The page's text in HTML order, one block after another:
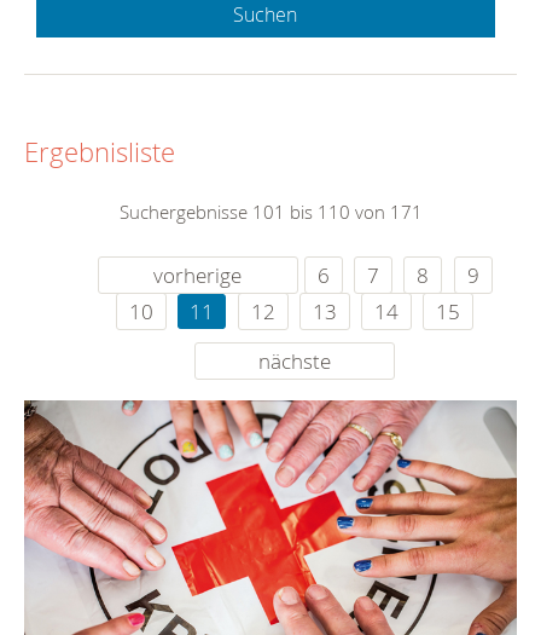
Suchen
Ergebnisliste
Suchergebnisse 101 bis 110 von 171
vorherige 6 7 8
9
10
11 12 13 14
15
nächste